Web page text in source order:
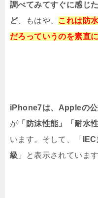
調べてみてすぐに感じ
ど、もはや、 これは防
だろっていうのを素直
iPhone7は、Appleの公
が 「防沫性能」「耐水
います。そして、「
級 」と表示されています